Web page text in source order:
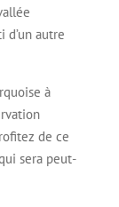
autre
à
de ce
sera peut-